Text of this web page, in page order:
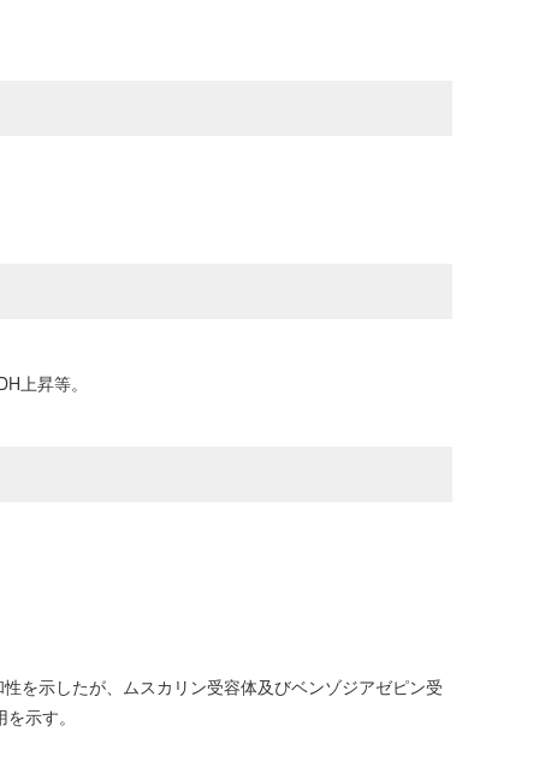
上昇等。
を示したが、ムスカリン受容体及びベンゾジアゼピン受
示す。